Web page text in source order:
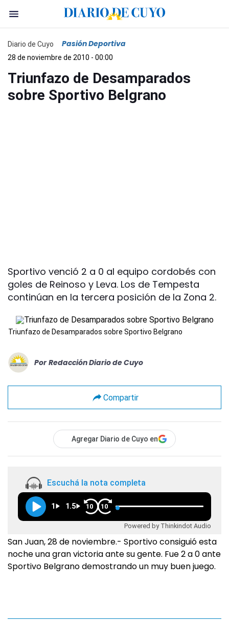
Diario de Cuyo Pasión Deportiva
28 de noviembre de 2010 - 00:00
Triunfazo de Desamparados
sobre Sportivo Belgrano
Sportivo venció 2 a 0 al equipo cordobés con
goles de Reinoso y Leva. Los de Tempesta
continúan en la tercera posición de la Zona 2.
Triunfazo de Desamparados sobre Sportivo Belgrano
Por Redacción Diario de Cuyo
Compartir
Agregar Diario de Cuyo en
Escuchá la nota completa
1 1.5 10 10
Powered by Thinkindot Audio
San Juan, 28 de noviembre.- Sportivo consiguió esta
noche una gran victoria ante su gente. Fue 2 a 0 ante
Sportivo Belgrano demostrando un muy buen juego.